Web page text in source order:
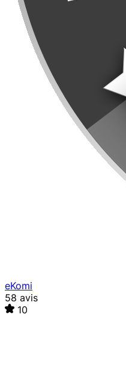
eKomi
58 avis
10